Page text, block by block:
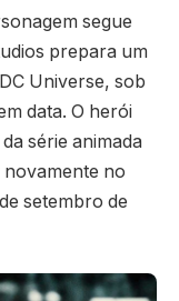
segue
prepara um
Universe, sob
data. O herói
série animada
no
setembro de